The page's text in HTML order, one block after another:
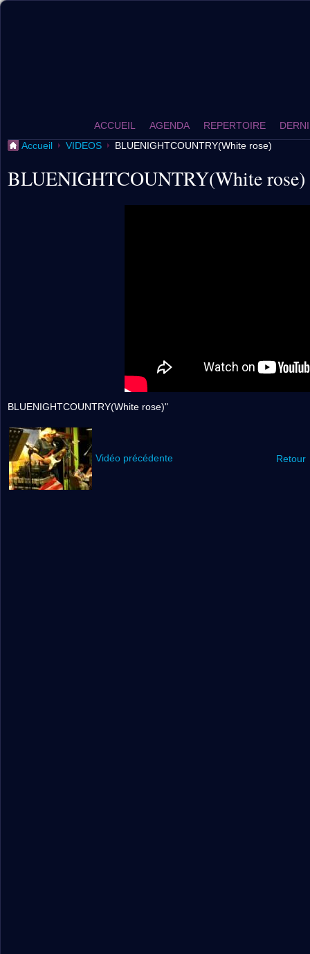
ACCUEIL AGENDA REPERTOIRE
Accueil
VIDEOS BLUENIGHTCOUNTRY(White rose)
BLUENIGHTCOUNTRY(White rose)
BLUENIGHTCOUNTRY(White rose)"
Vidéo précédente Retour